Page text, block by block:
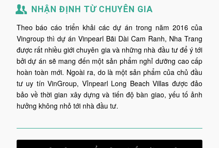
NHẬN ĐỊNH TỪ CHUYÊN GIA
Theo báo cáo triển khải các dự án trong năm 2016 của
Vingroup thì dự án Vinpearl Bãi Dài Cam Ranh, Nha Trang
được rất nhiều giới chuyên gia và những nhà đầu tư để ý tới
bởi dự án sẽ mang đến một sản phẩm nghỉ dưỡng cao cấp
hoàn toàn mới. Ngoài ra, do là một sản phẩm của chủ đầu
tư uy tín VinGroup, Vỉnpearl Long Beach Villas được đảo
bảo về thời gian xây dựng và tiến độ bàn giao, yếu tố ảnh
hưởng không nhỏ tới nhà đầu tư.